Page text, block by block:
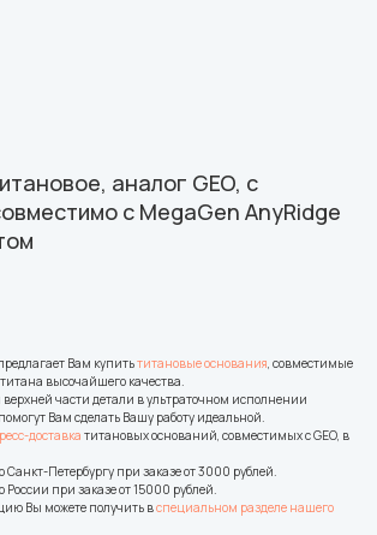
аналог GEO, с
с MegaGen AnyRidge
Вам купитьтитановые основания, совместимые
высочайшего качества.
части детали в ультраточном исполнении
помогут Вам сделать Вашу работу идеальной.
доставка титановых оснований, совместимых с GEO, в
Санкт-Петербургу при заказе от 3000 рублей.
России при заказе от 15000 рублей.
Вы можете получить вспециальном разделе нашего